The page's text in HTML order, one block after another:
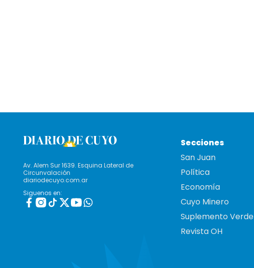
Av. Alem Sur 1639. Esquina Lateral de
Circunvalación
diariodecuyo.com.ar
Siguenos en:
Secciones
San Juan
Política
Economía
Cuyo Minero
Suplemento Verde
Revista OH